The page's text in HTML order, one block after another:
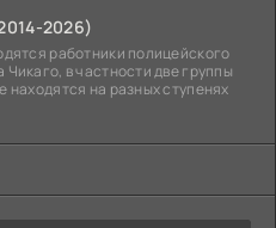
2026)
работники полицейского
в частности две группы
находятся на разных ступенях